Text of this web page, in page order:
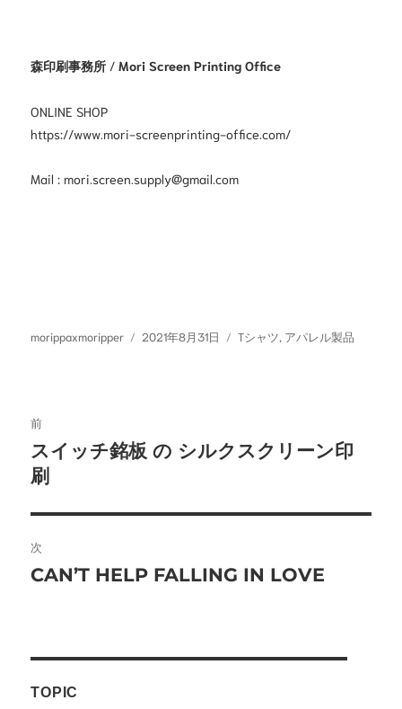
森印刷事務所 /Mori Screen Printing Office
ONLINE SHOP
https://www.mori-screenprinting-office.com/
Mail :mori.screen.supply@gmail.com
投
morippaxmoripper
投
2021年8月31日
カ
Tシャツ, アパレル製品
稿
ナ
ビ
ゲ
ー
前
前
の
稿:
スイッチ銘板 の シルクスクリーン印
刷
次
次
CAN’T HELP FALLING IN LOVE
TOPIC